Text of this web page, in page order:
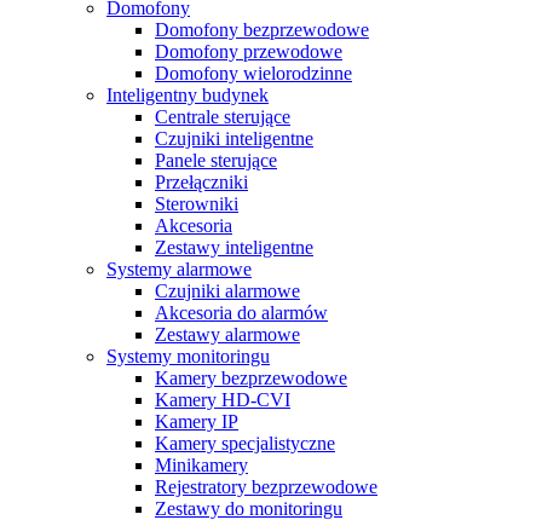
Domofony
Domofony bezprzewodowe
Domofony przewodowe
Domofony wielorodzinne
Inteligentny budynek
Centrale sterujące
Czujniki inteligentne
Panele sterujące
Przełączniki
Sterowniki
Akcesoria
Zestawy inteligentne
Systemy alarmowe
Czujniki alarmowe
Akcesoria do alarmów
Zestawy alarmowe
Systemy monitoringu
Kamery bezprzewodowe
Kamery HD-CVI
Kamery IP
Kamery specjalistyczne
Minikamery
Rejestratory bezprzewodowe
Zestawy do monitoringu